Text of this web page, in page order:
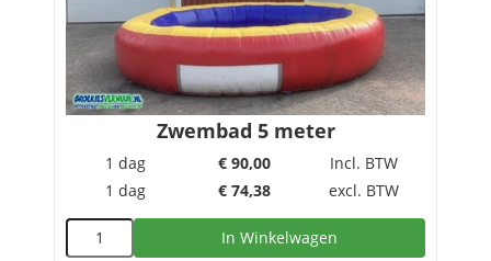
Zwembad 5 meter
1 dag € 90,00
Incl. BTW
1 dag
€ 74,38 excl. BTW
In Winkelwagen